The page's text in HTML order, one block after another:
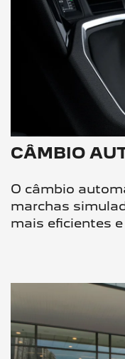
CÂMBIO
O câmbio
marchas
mais eficientes